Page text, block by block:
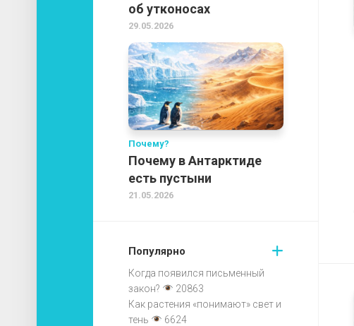
об утконосах
29.05.2026
Почему?
Почему в Антарктиде
есть пустыни
21.05.2026
Популярно
Когда появился письменный
закон?
20863
Как растения «понимают» свет и
тень
6624